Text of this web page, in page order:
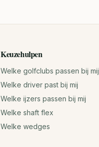
Keuzehulpen
Welke golfclubs passen bij mij
Welke driver past bij mij
Welke ijzers passen bij mij
Welke shaft flex
Welke wedges